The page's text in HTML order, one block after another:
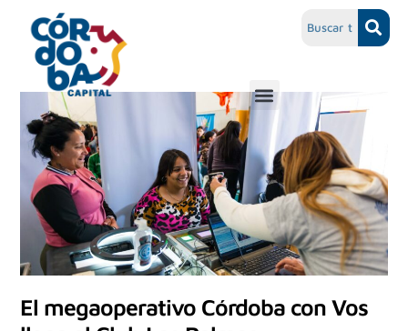
El megaoperativo Córdoba con Vos